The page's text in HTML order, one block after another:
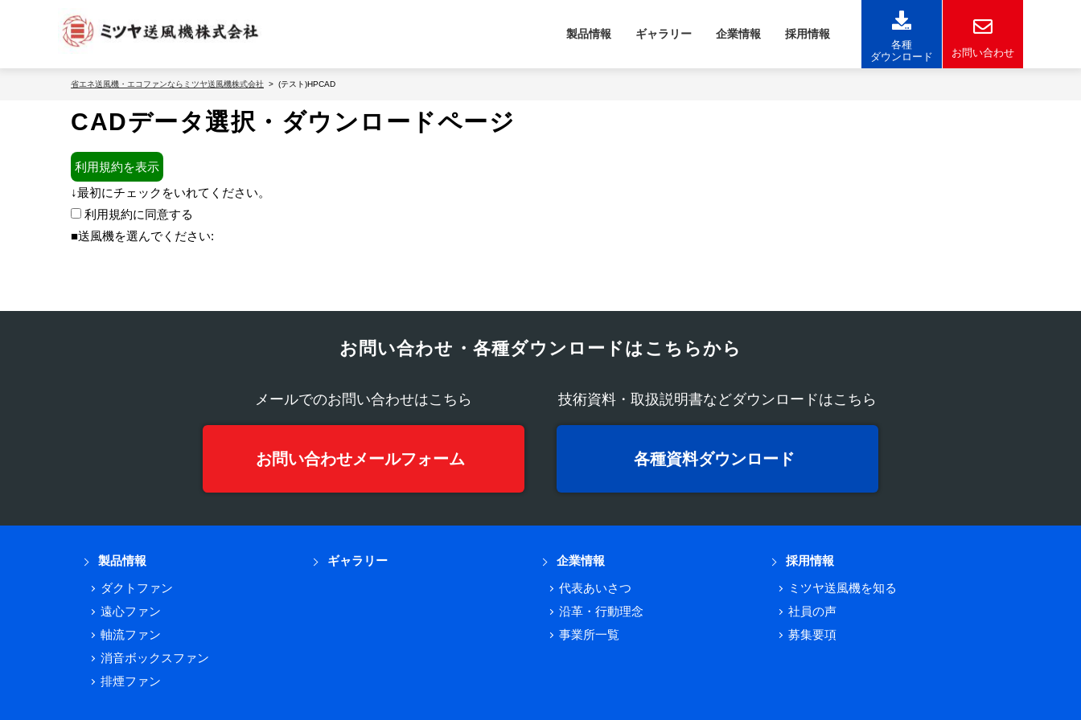
製品情報 ギャラリー 企業情報 採用情報
各種
ダウンロード
お問い合わせ
省エネ送風機・エコファンならミツヤ送風機株式会社 (テスト)HPCAD
CADデータ選択・ダウンロードページ
利用規約を表示
↓最初にチェックをいれてください。
利用規約に同意する
■送風機を選んでください:
お問い合わせ・各種ダウンロードはこちらから
メールでのお問い合わせはこちら
お問い合わせメールフォーム
技術資料・取扱説明書などダウンロードはこちら
各種資料ダウンロード
製品情報
ダクトファン
遠心ファン
軸流ファン
消音ボックスファン
排煙ファン
ギャラリー
企業情報
代表あいさつ
沿革・行動理念
事業所一覧
採用情報
ミツヤ送風機を知る
社員の声
募集要項